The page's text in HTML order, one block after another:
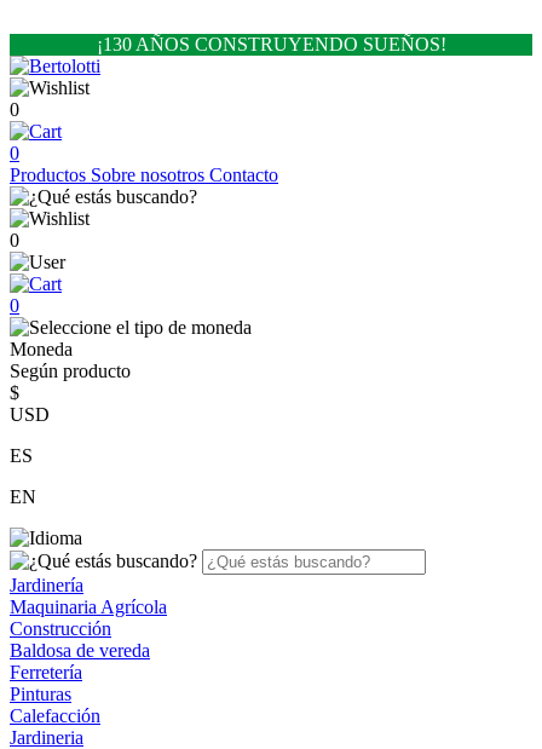
¡130 AÑOS CONSTRUYENDO SUEÑOS!
0
0
Productos Sobre nosotros Contacto
0
0
Moneda
Según producto
$
USD
ES
EN
Jardinería
Maquinaria Agrícola
Construcción
Baldosa de vereda
Ferretería
Pinturas
Calefacción
Jardineria